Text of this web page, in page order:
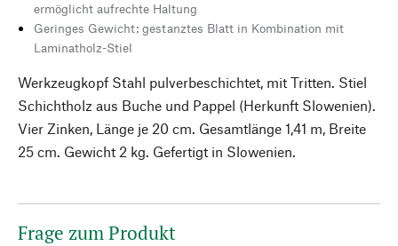
ermöglicht aufrechte Haltung
Geringes Gewicht: gestanztes Blatt in Kombination mit
Laminatholz-Stiel
Werkzeugkopf Stahl pulverbeschichtet, mit Tritten. Stiel
Schichtholz aus Buche und Pappel (Herkunft Slowenien).
Vier Zinken, Länge je 20 cm. Gesamtlänge 1,41 m, Breite
25 cm. Gewicht 2 kg. Gefertigt in Slowenien.
Frage zum Produkt